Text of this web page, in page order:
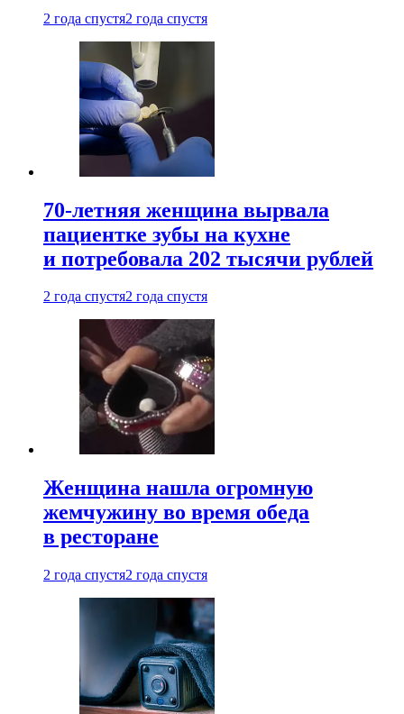
2 года спустя2 года спустя
70-летняя женщина вырвала
пациентке зубы на кухне
и потребовала 202 тысячи рублей
2 года спустя2 года спустя
Женщина нашла огромную
жемчужину во время обеда
в ресторане
2 года спустя2 года спустя